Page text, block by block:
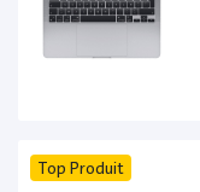
Top Produit